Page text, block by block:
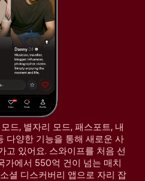
드, 별자리 모드, 패스포트, 내
다양한 기능을 통해 새로운 사
고 있어요. 스와이프를 처음 선
가에서 550억 건이 넘는 매치
셜 디스커버리 앱으로 자리 잡